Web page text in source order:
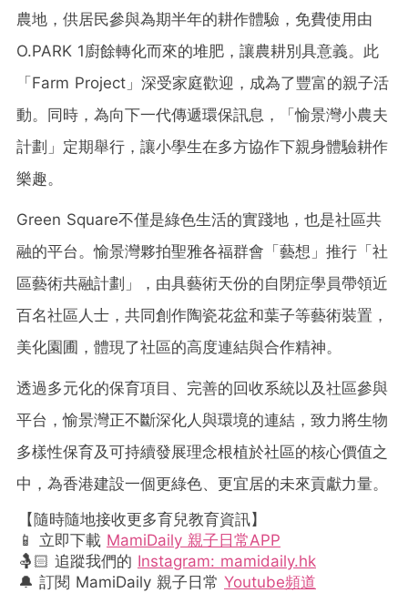
農地，供居民參與為期半年的耕作體驗，免費使用由
O.PARK 1廚餘轉化而來的堆肥，讓農耕別具意義。此
「Farm Project」深受家庭歡迎，成為了豐富的親子活
動。同時，為向下一代傳遞環保訊息，「愉景灣小農夫
計劃」定期舉行，讓小學生在多方協作下親身體驗耕作
樂趣。
Green Square不僅是綠色生活的實踐地，也是社區共
融的平台。愉景灣夥拍聖雅各福群會「藝想」推行「社
區藝術共融計劃」，由具藝術天份的自閉症學員帶領近
百名社區人士，共同創作陶瓷花盆和葉子等藝術裝置，
美化園圃，體現了社區的高度連結與合作精神。
透過多元化的保育項目、完善的回收系統以及社區參與
平台，愉景灣正不斷深化人與環境的連結，致力將生物
多樣性保育及可持續發展理念根植於社區的核心價值之
中，為香港建設一個更綠色、更宜居的未來貢獻力量。
【隨時隨地接收更多育兒教育資訊】
📱 立即下載 MamiDaily 親子日常APP
🤱🏻 追蹤我們的 Instagram: mamidaily.hk
🔔 訂閱 MamiDaily 親子日常 Youtube頻道